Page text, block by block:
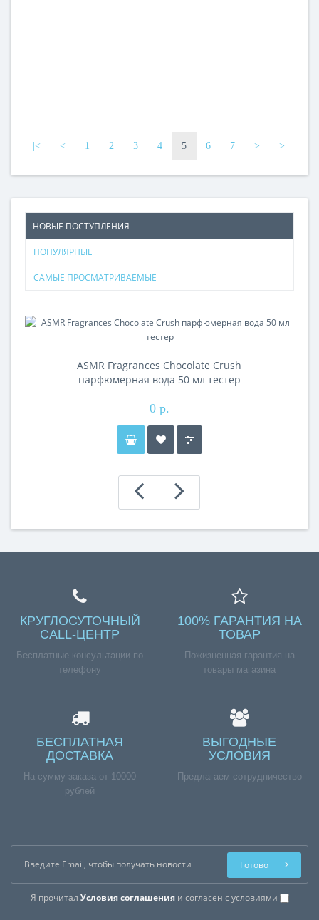
|< < 1 2 3 4 5 6 7 > >|
НОВЫЕ ПОСТУПЛЕНИЯ
ПОПУЛЯРНЫЕ
САМЫЕ ПРОСМАТРИВАЕМЫЕ
ASMR Fragrances Chocolate Crush
парфюмерная вода 50 мл тестер
0 р.
КРУГЛОСУТОЧНЫЙ
CALL-ЦЕНТР
Бесплатные консультации по
телефону
100% ГАРАНТИЯ НА
ТОВАР
Пожизненная гарантия на
товары магазина
БЕСПЛАТНАЯ
ДОСТАВКА
На сумму заказа от 10000
рублей
ВЫГОДНЫЕ
УСЛОВИЯ
Предлагаем сотрудничество
Я прочитал Условия соглашенияи согласен с условиями
Готово